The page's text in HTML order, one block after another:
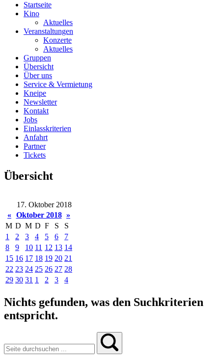
Startseite
Kino
Aktuelles
Veranstaltungen
Konzerte
Aktuelles
Gruppen
Übersicht
Über uns
Service & Vermietung
Kneipe
Newsletter
Kontakt
Jobs
Einlasskriterien
Anfahrt
Partner
Tickets
Übersicht
17. Oktober 2018
« Oktober 2018 »
M D M D F S
S
1
2 3 4 5 6
7
8
9 10 11 12 13 14
15 16 17 18 19 20 21
22 23 24 25 26 27 28
29 30 31 1 2 3 4
Nichts gefunden, was den Suchkriterien
entspricht.